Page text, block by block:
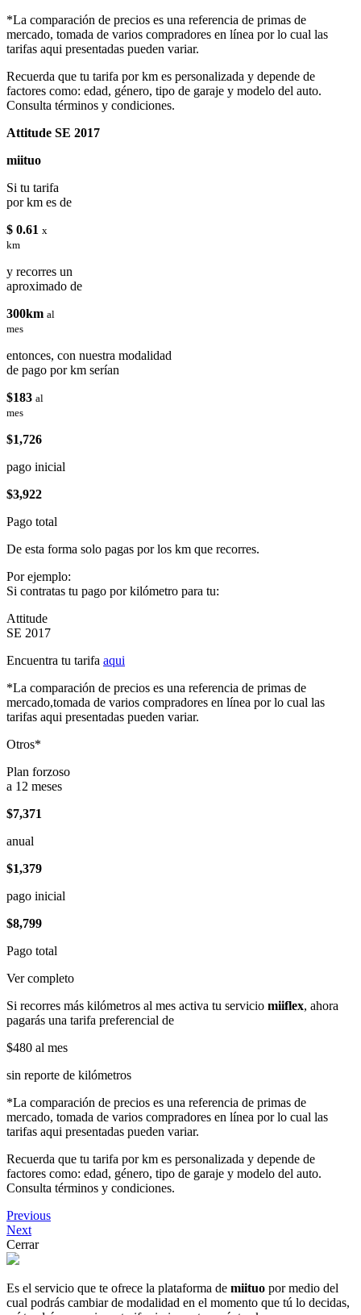
*La comparación de precios es una referencia de primas de
mercado, tomada de varios compradores en línea por lo cual las
tarifas aqui presentadas pueden variar.
Recuerda que tu tarifa por km es personalizada y depende de
factores como: edad, género, tipo de garaje y modelo del auto.
Consulta términos y condiciones.
Attitude SE 2017
miituo
Si tu tarifa
por km es de
$ 0.61 x
km
y recorres un
aproximado de
300km al
mes
entonces, con nuestra modalidad
de pago por km serían
$183 al
mes
$1,726
pago inicial
$3,922
Pago total
De esta forma solo pagas por los km que recorres.
Por ejemplo:
Si contratas tu pago por kilómetro para tu:
Attitude
SE 2017
Encuentra tu tarifa aqui
*La comparación de precios es una referencia de primas de
mercado,tomada de varios compradores en línea por lo cual las
tarifas aqui presentadas pueden variar.
Otros*
Plan forzoso
a 12 meses
$7,371
anual
$1,379
pago inicial
$8,799
Pago total
Ver completo
Si recorres más kilómetros al mes activa tu servicio miiflex, ahora
pagarás una tarifa preferencial de
$480 al mes
sin reporte de kilómetros
*La comparación de precios es una referencia de primas de
mercado, tomada de varios compradores en línea por lo cual las
tarifas aqui presentadas pueden variar.
Recuerda que tu tarifa por km es personalizada y depende de
factores como: edad, género, tipo de garaje y modelo del auto.
Consulta términos y condiciones.
Previous
Next
Cerrar
Es el servicio que te ofrece la plataforma de miituo por medio del
cual podrás cambiar de modalidad en el momento que tú lo decidas,